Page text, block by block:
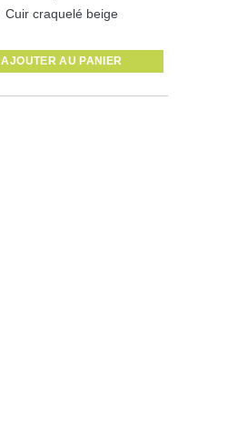
Cuir craquelé beige
AJOUTER AU PANIER